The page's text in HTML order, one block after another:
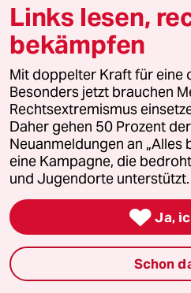
„Macht euch die
Satz legte der Autor
rund 3000 Jahren
den Mund, das bis
Vorstellung, der
westliche, weiße
und habe das
beherrschen und
Diese Ideologie
Fundament von
Ressourcenraub
Verwüstung. Wer
insbesondere
anderen Verhältnis
– von Missionaren,
Kaufleuten, die sich
Links lesen,
bekämpfen
Mit doppelter Kraft für eine
Besonders jetzt brauchen
Rechtsextremismus
Daher gehen 50 Prozent
Neuanmeldungen an „Alles
eine Kampagne, die
und Jugendorte
 Ja,
Schon